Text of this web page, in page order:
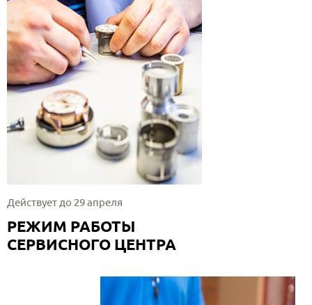
Действует до 29 апреля
РЕЖИМ РАБОТЫ
СЕРВИСНОГО ЦЕНТРА